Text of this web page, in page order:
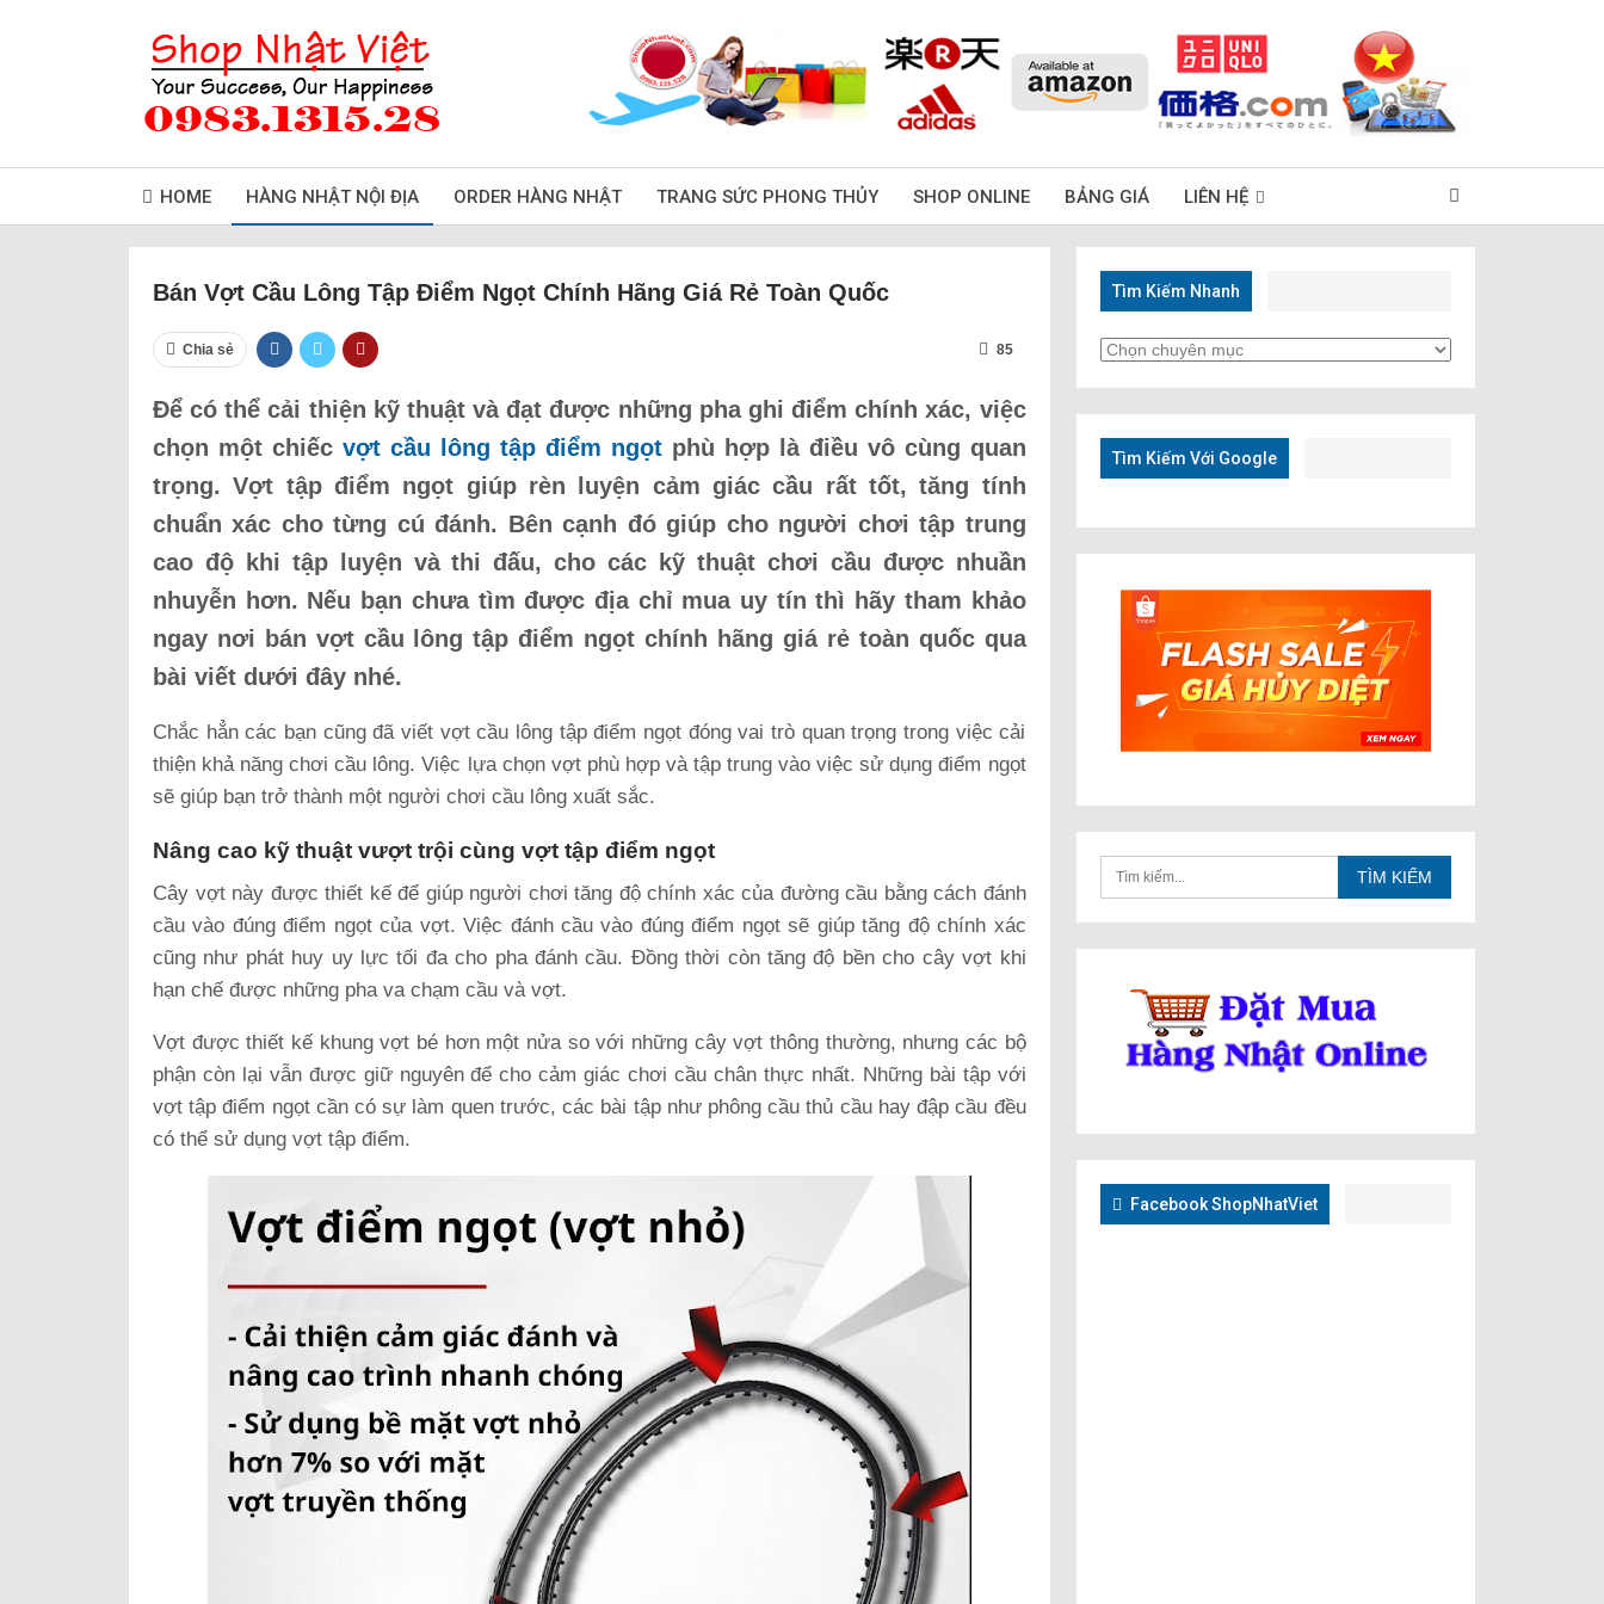
HOME HÀNG NHẬT NỘI ĐỊA ORDER HÀNG NHẬT TRANG SỨC PHONG THỦY SHOP ONLINE BẢNG GIÁ LIÊN HỆ
Bán Vợt Cầu Lông Tập Điểm Ngọt Chính Hãng Giá Rẻ Toàn Quốc
Chia sẻ 85
Để có thể cải thiện kỹ thuật và đạt được những pha ghi điểm chính xác, việc
chọn một chiếc vợt cầu lông tập điểm ngọtphù hợp là điều vô cùng quan
trọng. Vợt tập điểm ngọt giúp rèn luyện cảm giác cầu rất tốt, tăng tính
chuẩn xác cho từng cú đánh. Bên cạnh đó giúp cho người chơi tập trung
cao độ khi tập luyện và thi đấu, cho các kỹ thuật chơi cầu được nhuần
nhuyễn hơn. Nếu bạn chưa tìm được địa chỉ mua uy tín thì hãy tham khảo
ngay nơi bán vợt cầu lông tập điểm ngọt chính hãng giá rẻ toàn quốc qua
bài viết dưới đây nhé.
Chắc hẳn các bạn cũng đã viết vợt cầu lông tập điểm ngọt đóng vai trò quan trọng trong việc cải
thiện khả năng chơi cầu lông. Việc lựa chọn vợt phù hợp và tập trung vào việc sử dụng điểm ngọt
sẽ giúp bạn trở thành một người chơi cầu lông xuất sắc.
Nâng cao kỹ thuật vượt trội cùng vợt tập điểm ngọt
Cây vợt này được thiết kế để giúp người chơi tăng độ chính xác của đường cầu bằng cách đánh
cầu vào đúng điểm ngọt của vợt. Việc đánh cầu vào đúng điểm ngọt sẽ giúp tăng độ chính xác
cũng như phát huy uy lực tối đa cho pha đánh cầu. Đồng thời còn tăng độ bền cho cây vợt khi
hạn chế được những pha va chạm cầu và vợt.
Vợt được thiết kế khung vợt bé hơn một nửa so với những cây vợt thông thường, nhưng các bộ
phận còn lại vẫn được giữ nguyên để cho cảm giác chơi cầu chân thực nhất. Những bài tập với
vợt tập điểm ngọt cần có sự làm quen trước, các bài tập như phông cầu thủ cầu hay đập cầu đều
có thể sử dụng vợt tập điểm.
Tìm Kiếm Nhanh
Tìm
Tìm Kiếm Với Google
Facebook ShopNhatViet